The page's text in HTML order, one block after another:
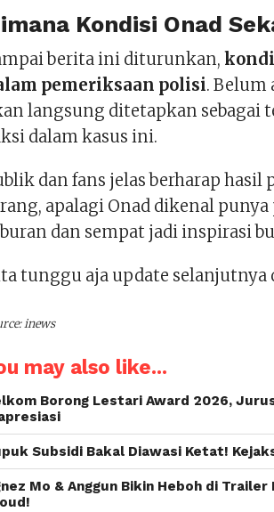
Kondisi Onad
berita ini diturunkan,
pemeriksaan polisi. Belum
langsung ditetapkan sebagai
dalam kasus ini.
dan fans jelas berharap hasil
apalagi Onad dikenal
dan sempat jadi inspirasi
tunggu aja update selanjutnya
inews
may also like...
Borong Lestari Award 2026,
Subsidi Bakal Diawasi Ketat!
Mo & Anggun Bikin Heboh di